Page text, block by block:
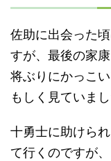
佐助に出会った
すが、最後の家
将ぶりにかっこ
もしく見ていまし
十勇士に助けら
て行くのですが